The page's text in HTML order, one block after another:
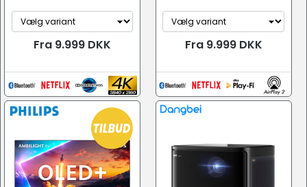
Fra 9.999 DKK Fra 9.999 DKK